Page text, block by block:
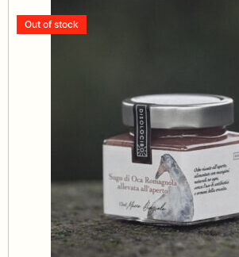
Out of stock